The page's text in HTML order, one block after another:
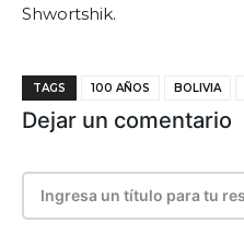
Shwortshik.
TAGS 100 AÑOS BOLIVIA
Dejar un comentario